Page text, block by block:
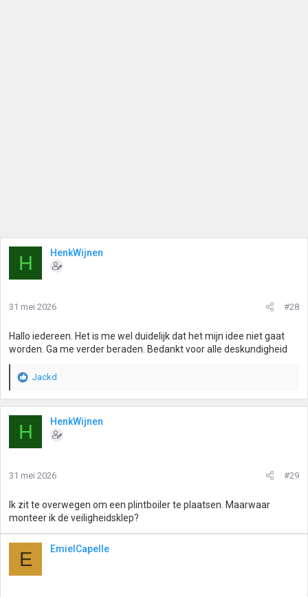
H HenkWijnen
31 mei 2026 #28
Hallo iedereen. Het is me wel duidelijk dat het mijn idee niet gaat
worden. Ga me verder beraden. Bedankt voor alle deskundigheid
W
a
n
e
n
:
Jackd
H HenkWijnen
31 mei 2026 #29
Ik zit te overwegen om een plintboiler te plaatsen. Maarwaar
monteer ik de veiligheidsklep?
E EmielCapelle